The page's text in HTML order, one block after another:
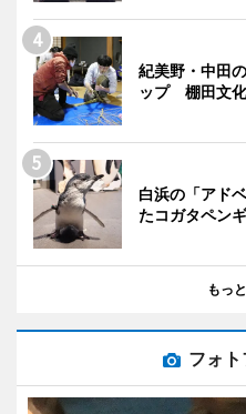
紀美野・中田
ップ 棚田文
白浜の「アド
たコガタペン
もっ
フォ